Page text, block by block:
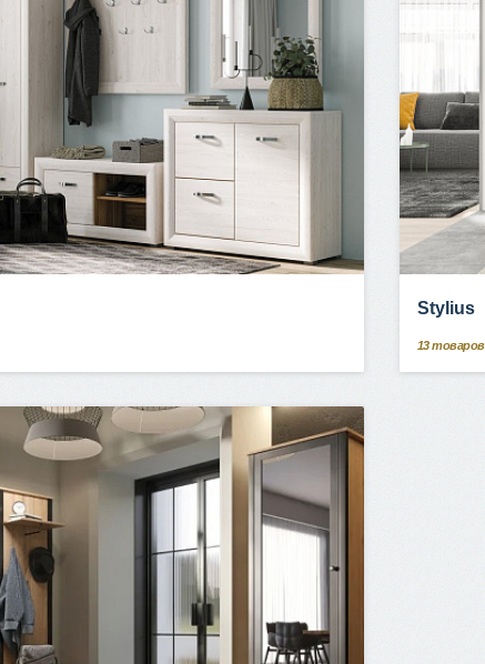
Stylius
13